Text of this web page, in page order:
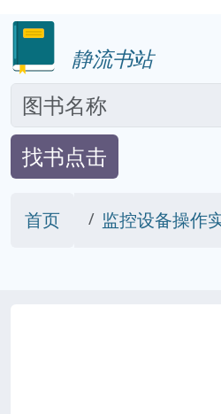
静流书站
找书点击
首页 监控设备操作